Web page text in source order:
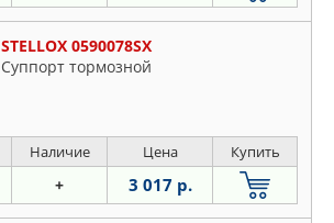
STELLOX 0590078SX
Суппорт тормозной
Наличие Цена Купить
+ 3 017 р.